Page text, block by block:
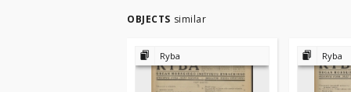
OBJECTS similar
Ryba Ryba